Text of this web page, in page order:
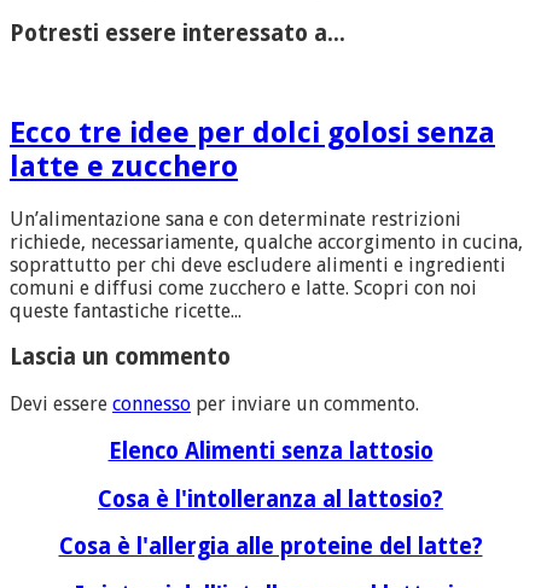
Potresti essere interessato a...
Ecco tre idee per dolci golosi senza
latte e zucchero
Un’alimentazione sana e con determinate restrizioni
richiede, necessariamente, qualche accorgimento in cucina,
soprattutto per chi deve escludere alimenti e ingredienti
comuni e diffusi come zucchero e latte. Scopri con noi
queste fantastiche ricette...
Lascia un commento
Devi essere connesso per inviare un commento.
Elenco Alimenti senza lattosio
Cosa è l'intolleranza al lattosio?
Cosa è l'allergia alle proteine del latte?